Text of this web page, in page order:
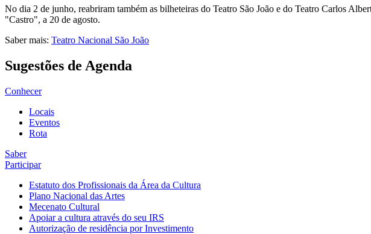
No dia 2 de junho, reabriram também as bilheteiras do Teatro São João e do Teatro Carlos
"Castro", a 20 de agosto.
Saber mais: Teatro Nacional São João
Sugestões de Agenda
Conhecer
Locais
Eventos
Rota
Saber
Participar
Estatuto dos Profissionais da Área da Cultura
Plano Nacional das Artes
Mecenato Cultural
Apoiar a cultura através do seu IRS
Autorização de residência por Investimento